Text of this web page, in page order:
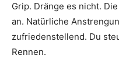
Grip. Dränge es nicht.
an. Natürliche
zufriedenstellend. Du
Rennen.